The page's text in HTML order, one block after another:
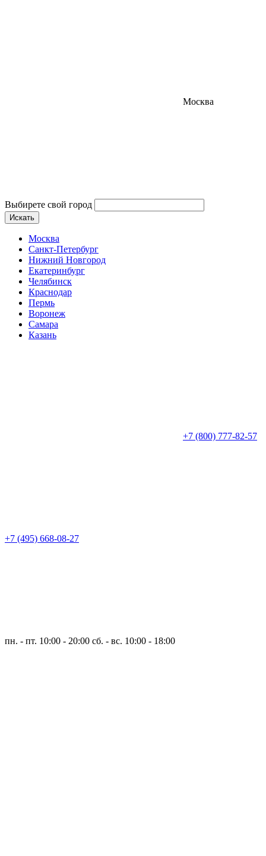
Москва
Выбирете свой город
Искать
Москва
Санкт-Петербург
Нижний Новгород
Екатеринбург
Челябинск
Краснодар
Пермь
Воронеж
Самара
Казань
+7 (800) 777-82-57
+7 (495) 668-08-27
пн. - пт. 10:00 - 20:00 сб. - вс. 10:00 - 18:00